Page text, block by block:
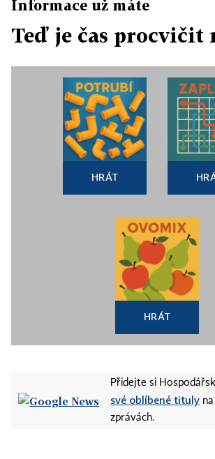
Informace už máte
Teď je čas procvičit
HRÁT
HRÁT
Přidejte si
své oblíbené tituly
zprávách.